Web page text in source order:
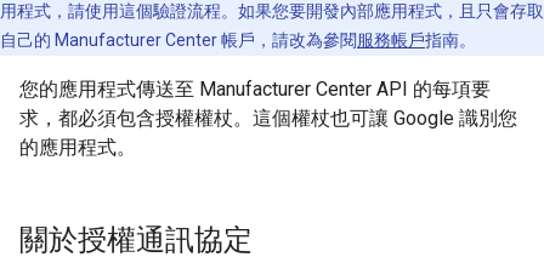
用程式，請使用這個驗證流程。如果您要開發內部應用程式，且只會存取
自己的 Manufacturer Center 帳戶，請改為參閱服務帳戶指南。
您的應用程式傳送至 Manufacturer Center API 的每項要
求，都必須包含授權權杖。這個權杖也可讓 Google 識別您
的應用程式。
關於授權通訊協定